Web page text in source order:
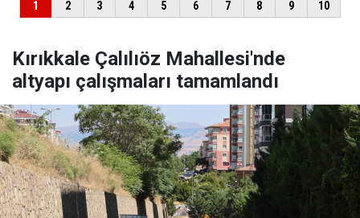
Kırıkkale Çalılıöz Mahallesi'nde
altyapı çalışmaları tamamlandı